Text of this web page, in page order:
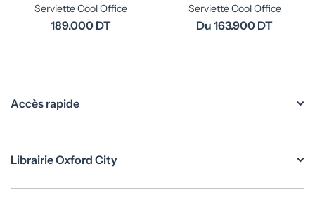
Serviette Cool Office
189.000 DT
Serviette Cool Office
Du 163.900 DT
Accès rapide
Librairie Oxford City